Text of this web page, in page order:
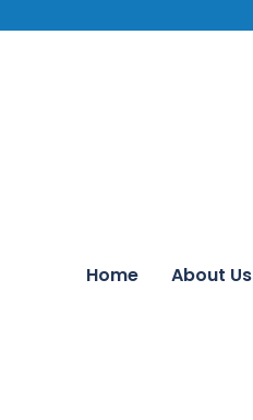
Home About Us